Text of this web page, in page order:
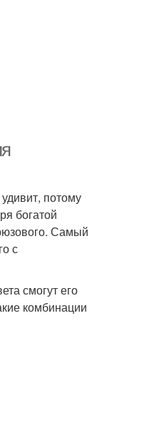
потому
богатой
Самый
с
смогут его
комбинации